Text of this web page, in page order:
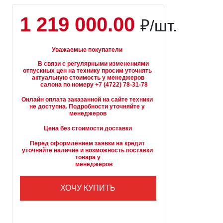
1 219 000.00 ₽/шт.
Уважаемые покупатели
отпускных цен на технику просим уточнять
актуальную стоимость у менеджеров
        салона по номеру +7 (4722) 78-31-78
Онлайн оплата заказанной на сайте техники
не доступна. Подробности уточняйте у
менеджеров
Цена без стоимости доставки
Перед оформлением заявки на кредит
уточняйте наличие и возможность поставки
товара у
        менеджеров
ХОЧУ КУПИТЬ